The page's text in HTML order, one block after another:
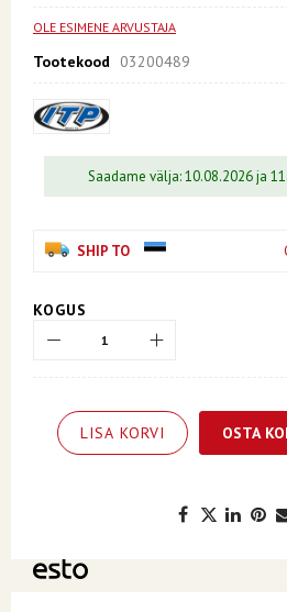
images
OLE ESIMENE ARVUSTAJA
Tootekood 03200489
Saadame välja: 10.08.2026 ja
SHIP TO
KOGUS
LISA KORVI OSTA